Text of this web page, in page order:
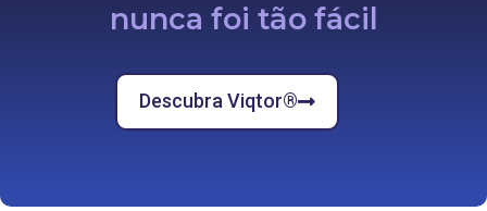
nunca foi tão fácil
Descubra Viqtor®